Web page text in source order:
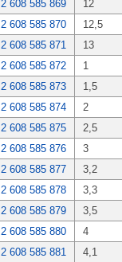
2 608 585 869
12
2 608 585 870
12,5
2 608 585 871
13
2 608 585 872
1
2 608 585 873
1,5
2 608 585 874
2
2 608 585 875
2,5
2 608 585 876
3
2 608 585 877
3,2
2 608 585 878
3,3
2 608 585 879
3,5
2 608 585 880
4
2 608 585 881
4,1